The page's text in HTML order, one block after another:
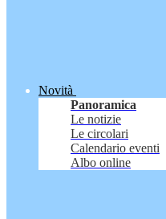
Novità
Panoramica
Le notizie
Le circolari
Calendario eventi
Albo online